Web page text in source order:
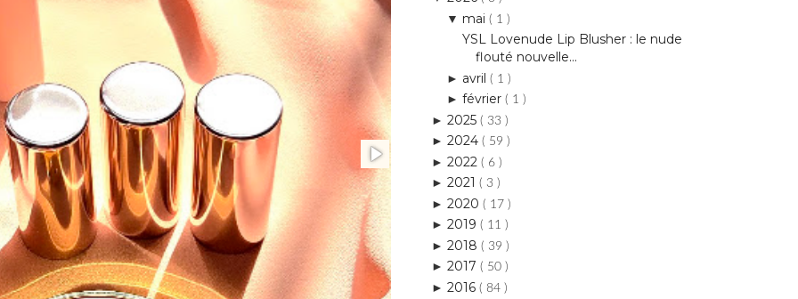
▼ mai ( 1 )
YSL Lovenude Lip Blusher : le nude
flouté nouvelle...
► avril ( 1 )
► février ( 1 )
► 2025 ( 33 )
► 2024 ( 59 )
► 2022 ( 6 )
► 2021 ( 3 )
► 2020 ( 17 )
► 2019 ( 11 )
► 2018 ( 39 )
► 2017 ( 50 )
► 2016 ( 84 )